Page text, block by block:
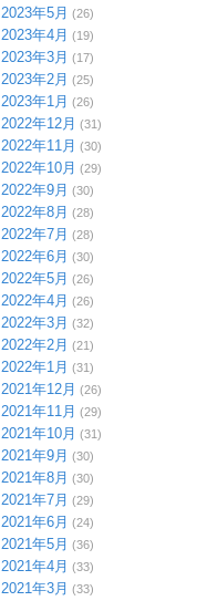
2023年5月 (26)
2023年4月 (19)
2023年3月 (17)
2023年2月 (25)
2023年1月 (26)
2022年12月 (31)
2022年11月 (30)
2022年10月 (29)
2022年9月 (30)
2022年8月 (28)
2022年7月 (28)
2022年6月 (30)
2022年5月 (26)
2022年4月 (26)
2022年3月 (32)
2022年2月 (21)
2022年1月 (31)
2021年12月 (26)
2021年11月 (29)
2021年10月 (31)
2021年9月 (30)
2021年8月 (30)
2021年7月 (29)
2021年6月 (24)
2021年5月 (36)
2021年4月 (33)
2021年3月 (33)